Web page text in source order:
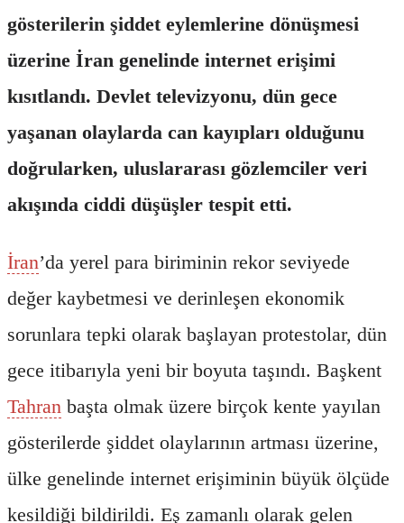
gösterilerin şiddet eylemlerine dönüşmesi
üzerine İran genelinde internet erişimi
kısıtlandı. Devlet televizyonu, dün gece
yaşanan olaylarda can kayıpları olduğunu
doğrularken, uluslararası gözlemciler veri
akışında ciddi düşüşler tespit etti.
İran’da yerel para biriminin rekor seviyede
değer kaybetmesi ve derinleşen ekonomik
sorunlara tepki olarak başlayan protestolar, dün
gece itibarıyla yeni bir boyuta taşındı. Başkent
Tahran başta olmak üzere birçok kente yayılan
gösterilerde şiddet olaylarının artması üzerine,
ülke genelinde internet erişiminin büyük ölçüde
kesildiği bildirildi. Eş zamanlı olarak gelen